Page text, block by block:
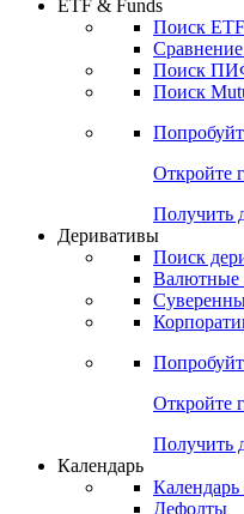
Откройте
Получить
ETF & Funds
Поиск
Откройте
Получить
Деривативы
Валютные
Откройте